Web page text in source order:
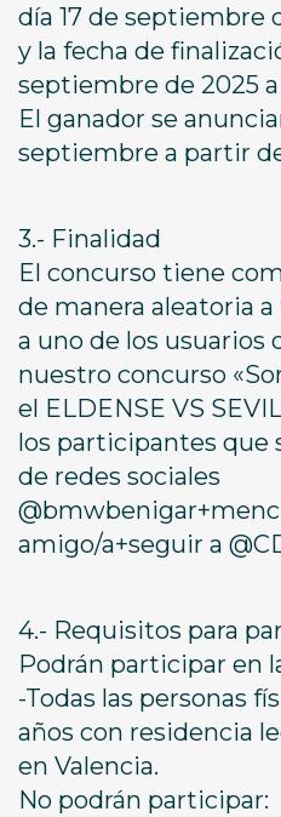
día 17 de septiembre
y la fecha de
septiembre de 2025 a
El ganador se
septiembre a partir de
3.- Finalidad
El concurso tiene
de manera aleatoria
a uno de los usuarios
nuestro concurso
el ELDENSE VS
los participantes que
de redes sociales
amigo/a+seguir a
4.- Requisitos para
Podrán participar en
-Todas las personas
años con residencia
en Valencia.
No podrán participar: